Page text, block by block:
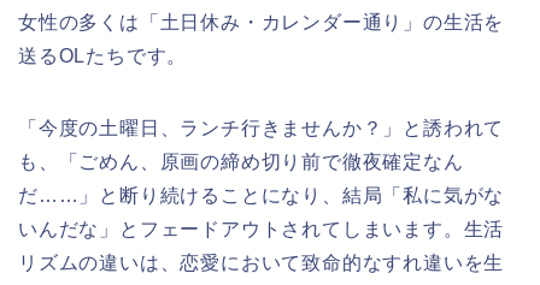
女性の多くは「土日休み・カレンダー通り」の生活を
送るOLたちです。
「今度の土曜日、ランチ行きませんか？」と誘われて
も、「ごめん、原画の締め切り前で徹夜確定なん
だ……」と断り続けることになり、結局「私に気がな
いんだな」とフェードアウトされてしまいます。生活
リズムの違いは、恋愛において致命的なすれ違いを生